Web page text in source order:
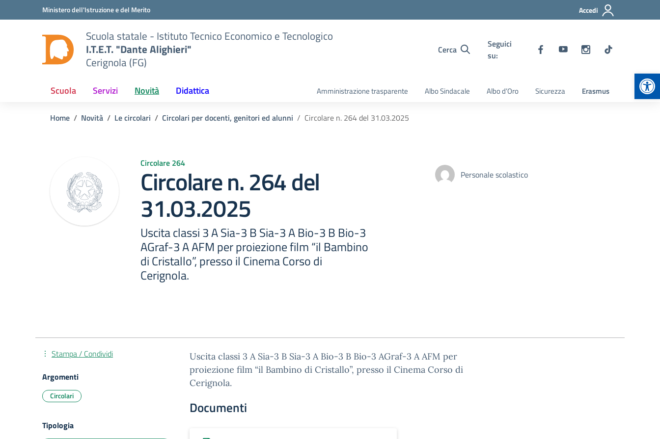
Vai ai contenuti
Vai al menu di navigazioneMinistero dell'Istruzione e del Merito Accedi
Scuola statale - Istituto Tecnico Economico e Tecnologico
I.T.E.T. "Dante Alighieri"
Cerignola (FG)
Cerca
Seguici
su:
Scuola Servizi Novità Didattica Amministrazione trasparente Albo Sindacale Albo d’Oro Sicurezza Erasmus
Home Novità Le circolari Circolari per docenti, genitori ed alunni Circolare n. 264 del 31.03.2025
Circolare 264
Circolare n. 264 del
31.03.2025
Uscita classi 3 A Sia-3 B Sia-3 A Bio-3 B Bio-3
AGraf-3 A AFM per proiezione film “il Bambino
di Cristallo”, presso il Cinema Corso di
Cerignola.
Personale scolastico
Uscita classi 3 A Sia-3 B Sia-3 A Bio-3 B Bio-3 AGraf-3 A AFM per
proiezione film “il Bambino di Cristallo”, presso il Cinema Corso di
Cerignola.
Documenti
Stampa / Condividi
Argomenti
Circolari
Tipologia